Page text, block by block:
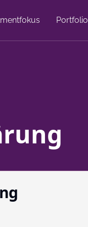
Portfolio